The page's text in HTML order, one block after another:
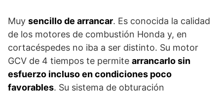
Muy sencillo de arrancar. Es conocida la calidad
de los motores de combustión Honda y, en
cortacéspedes no iba a ser distinto. Su motor
GCV de 4 tiempos te permite arrancarlo sin
esfuerzo incluso en condiciones poco
favorables. Su sistema de obturación